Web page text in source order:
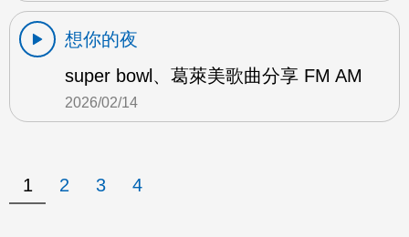
想你的夜
super bowl、葛萊美歌曲分享 FM AM
2026/02/14
1 2 3 4